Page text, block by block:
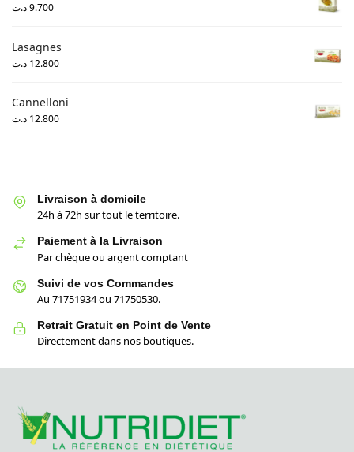
9.700د.ت
Lasagnes
12.800 د.ت
Cannelloni
12.800 د.ت
Livraison à domicile
24h à 72h sur tout le territoire.
Paiement à la Livraison
Par chèque ou argent comptant
Suivi de vos Commandes
Au 71751934 ou 71750530.
Retrait Gratuit en Point de Vente
Directement dans nos boutiques.